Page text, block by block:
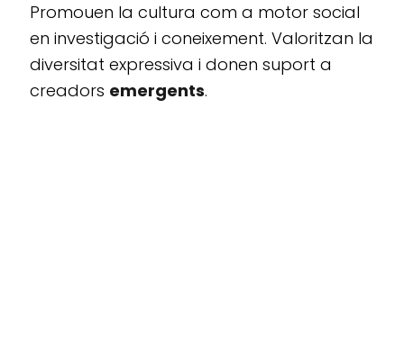
Promouen la cultura com a motor social
en investigació i coneixement. Valoritzan la
diversitat expressiva i donen suport a
creadors emergents.